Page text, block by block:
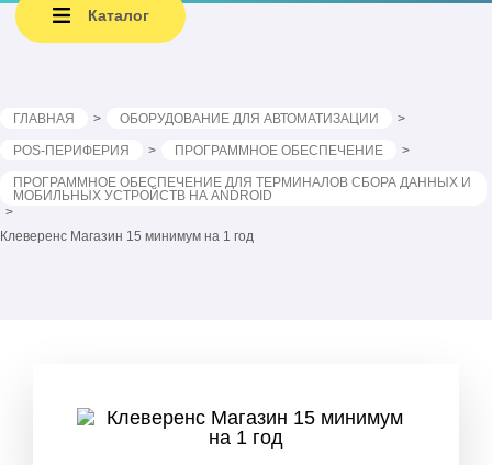
Каталог
ГЛАВНАЯ ОБОРУДОВАНИЕ ДЛЯ АВТОМАТИЗАЦИИ
POS-ПЕРИФЕРИЯ ПРОГРАММНОЕ ОБЕСПЕЧЕНИЕ
ПРОГРАММНОЕ ОБЕСПЕЧЕНИЕ ДЛЯ ТЕРМИНАЛОВ СБОРА ДАННЫХ И
МОБИЛЬНЫХ УСТРОЙСТВ НА ANDROID
Клеверенс Магазин 15 минимум на 1 год